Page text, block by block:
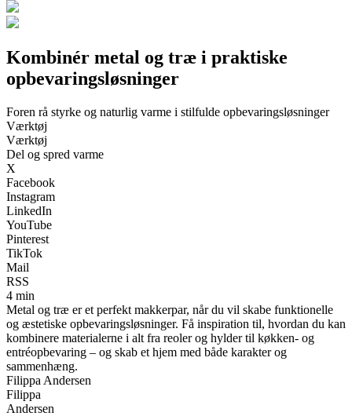
Kombinér metal og træ i praktiske
opbevaringsløsninger
Foren rå styrke og naturlig varme i stilfulde opbevaringsløsninger
Værktøj
Værktøj
Del og spred varme
X
Facebook
Instagram
LinkedIn
YouTube
Pinterest
TikTok
Mail
RSS
4 min
Metal og træ er et perfekt makkerpar, når du vil skabe funktionelle
og æstetiske opbevaringsløsninger. Få inspiration til, hvordan du kan
kombinere materialerne i alt fra reoler og hylder til køkken- og
entréopbevaring – og skab et hjem med både karakter og
sammenhæng.
Filippa Andersen
Filippa
Andersen